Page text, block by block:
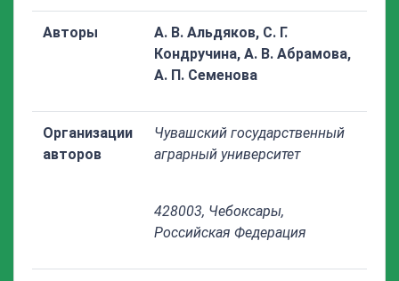
Авторы
А. В. Альдяков, С. Г.
Кондручина, А. В. Абрамова,
А. П. Семенова
Организации
авторов
Чувашский государственный
аграрный университет
428003, Чебоксары,
Российская Федерация